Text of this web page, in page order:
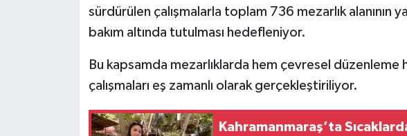
sürdürülen çalışmalarla toplam 736 mezarlık alanının
bakım altında tutulması hedefleniyor.
Bu kapsamda mezarlıklarda hem çevresel düzenleme
çalışmaları eş zamanlı olarak gerçekleştiriliyor.
Kahramanmaraş’ta